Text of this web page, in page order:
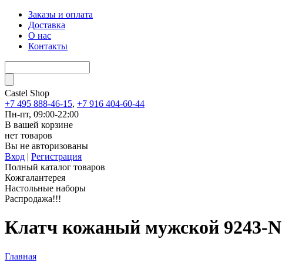
Заказы и оплата
Доставка
О нас
Контакты
Castel Shop
+7 495 888-46-15, +7 916 404-60-44
Пн-пт, 09:00-22:00
В вашей корзине
нет товаров
Вы не авторизованы
Вход | Регистрация
Полный каталог товаров
Кожгалантерея
Настольные наборы
Распродажа!!!
Клатч кожаный мужской 9243-
Главная